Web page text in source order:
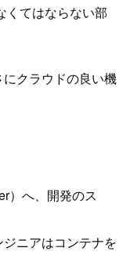
くてはならない部
クラウドの良い機
）へ、開発のス
ニアはコンテナを